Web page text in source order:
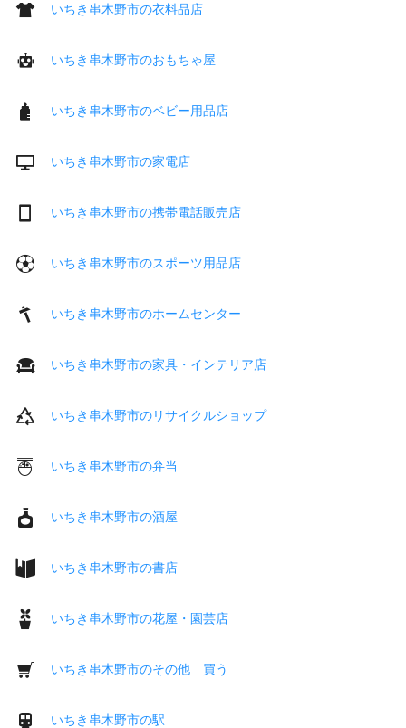
いちき串木野市の衣料品店
いちき串木野市のおもちゃ屋
いちき串木野市のベビー用品店
いちき串木野市の家電店
いちき串木野市の携帯電話販売店
いちき串木野市のスポーツ用品店
いちき串木野市のホームセンター
いちき串木野市の家具・インテリア店
いちき串木野市のリサイクルショップ
いちき串木野市の弁当
いちき串木野市の酒屋
いちき串木野市の書店
いちき串木野市の花屋・園芸店
いちき串木野市のその他 買う
いちき串木野市の駅